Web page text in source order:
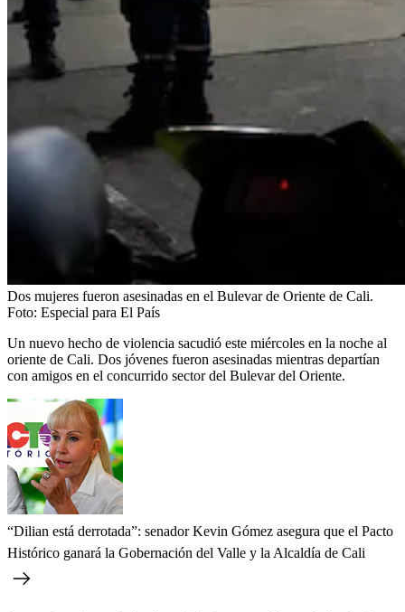
Dos mujeres fueron asesinadas en el Bulevar de Oriente de Cali.
Foto: Especial para El País
Un nuevo hecho de violencia sacudió este miércoles en la noche al
oriente de Cali. Dos jóvenes fueron asesinadas mientras departían
con amigos en el concurrido sector del Bulevar del Oriente.
“Dilian está derrotada”: senador Kevin Gómez asegura que el Pacto
Histórico ganará la Gobernación del Valle y la Alcaldía de Cali